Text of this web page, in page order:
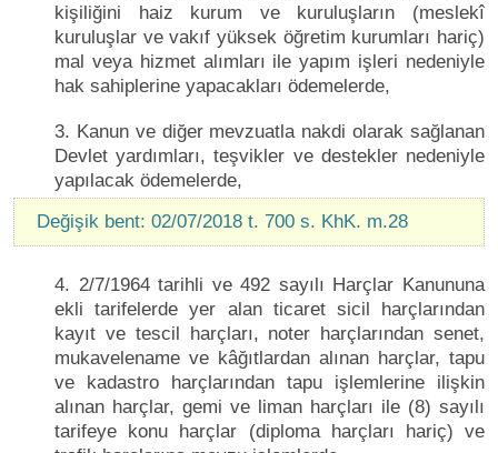
kişiliğini haiz kurum ve kuruluşların (meslekî
kuruluşlar ve vakıf yüksek öğretim kurumları hariç)
mal veya hizmet alımları ile yapım işleri nedeniyle
hak sahiplerine yapacakları ödemelerde,
3. Kanun ve diğer mevzuatla nakdi olarak sağlanan
Devlet yardımları, teşvikler ve destekler nedeniyle
yapılacak ödemelerde,
Değişik bent: 02/07/2018 t. 700 s. KhK. m.28
4. 2/7/1964 tarihli ve 492 sayılı Harçlar Kanununa
ekli tarifelerde yer alan ticaret sicil harçlarından
kayıt ve tescil harçları, noter harçlarından senet,
mukavelename ve kâğıtlardan alınan harçlar, tapu
ve kadastro harçlarından tapu işlemlerine ilişkin
alınan harçlar, gemi ve liman harçları ile (8) sayılı
tarifeye konu harçlar (diploma harçları hariç) ve